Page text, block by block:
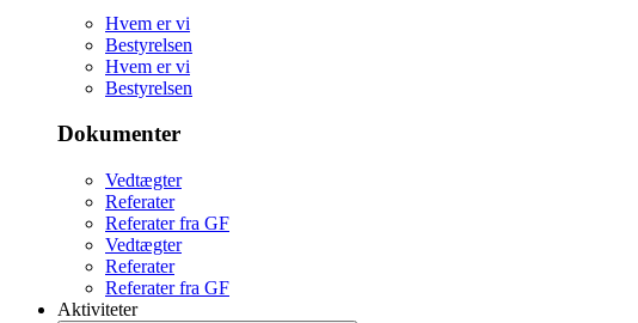
Hvem er vi
Bestyrelsen
Hvem er vi
Bestyrelsen
Dokumenter
Vedtægter
Referater
Referater fra GF
Vedtægter
Referater
Referater fra GF
Aktiviteter